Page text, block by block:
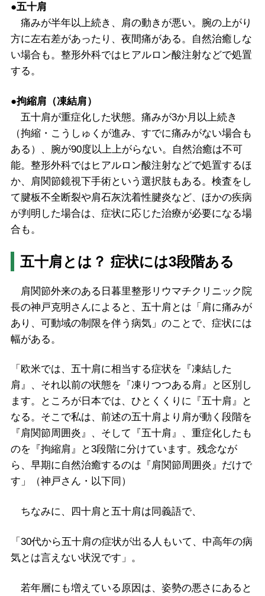
●五十肩
痛みが半年以上続き、肩の動きが悪い。腕の上がり
方に左右差があったり、夜間痛がある。自然治癒しな
い場合も。整形外科ではヒアルロン酸注射などで処置
する。
●拘縮肩（凍結肩）
五十肩が重症化した状態。痛みが3か月以上続き
（拘縮・こうしゅくが進み、すでに痛みがない場合も
ある）、腕が90度以上上がらない。自然治癒は不可
能。整形外科ではヒアルロン酸注射などで処置するほ
か、肩関節鏡視下手術という選択肢もある。検査をし
て腱板不全断裂や肩石灰沈着性腱炎など、ほかの疾病
が判明した場合は、症状に応じた治療が必要になる場
合も。
五十肩とは？ 症状には3段階ある
肩関節外来のある日暮里整形リウマチクリニック院
長の神戸克明さんによると、五十肩とは「肩に痛みが
あり、可動域の制限を伴う病気」のことで、症状には
幅がある。
「欧米では、五十肩に相当する症状を『凍結した
肩』、それ以前の状態を『凍りつつある肩』と区別し
ます。ところが日本では、ひとくくりに『五十肩』と
なる。そこで私は、前述の五十肩より肩が動く段階を
『肩関節周囲炎』、そして『五十肩』、重症化したも
のを『拘縮肩』と3段階に分けています。残念なが
ら、早期に自然治癒するのは『肩関節周囲炎』だけで
す」（神戸さん・以下同）
ちなみに、四十肩と五十肩は同義語で、
「30代から五十肩の症状が出る人もいて、中高年の病
気とは言えない状況です」。
若年層にも増えている原因は、姿勢の悪さにあると